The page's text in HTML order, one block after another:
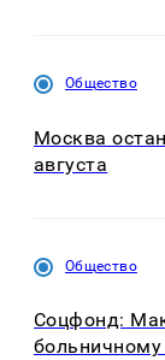
Общество
Москва
августа
Общество
Соцфонд:
больничному